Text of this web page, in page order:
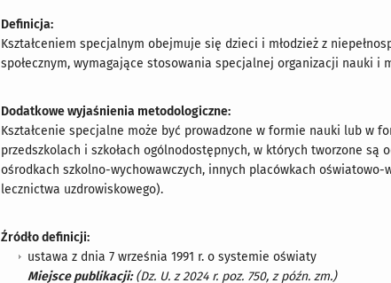
Definicja:
Kształceniem specjalnym obejmuje się dzieci i młodzież z
społecznym, wymagające stosowania specjalnej organizacji nauki i
Dodatkowe wyjaśnienia metodologiczne:
Kształcenie specjalne może być prowadzone w formie nauki lub w
przedszkolach i szkołach ogólnodostępnych, w których tworzone
ośrodkach szkolno-wychowawczych, innych placówkach oświatowo-
lecznictwa uzdrowiskowego).
Źródło definicji:
ustawa z dnia 7 września 1991 r. o systemie oświaty
Miejsce publikacji:(Dz. U. z 2024 r. poz. 750, z późn. zm.)